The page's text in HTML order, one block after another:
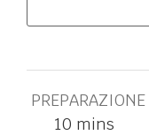
PREPARAZIONE
10 mins